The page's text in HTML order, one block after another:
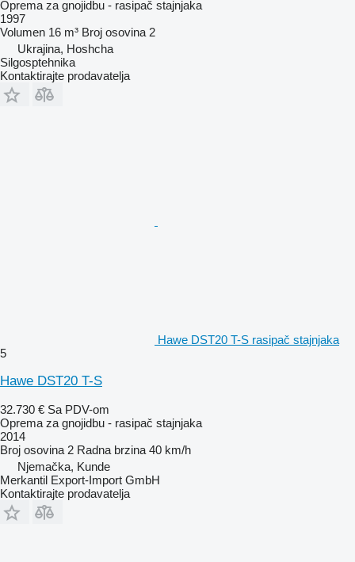
Oprema za gnojidbu - rasipač stajnjaka
1997
Volumen 16 m³ Broj osovina 2
Ukrajina, Hoshcha
Silgosptehnika
Kontaktirajte prodavatelja
Hawe DST20 T-S rasipač stajnjaka
5
Hawe DST20 T-S
32.730 € Sa PDV-om
Oprema za gnojidbu - rasipač stajnjaka
2014
Broj osovina 2 Radna brzina 40 km/h
Njemačka, Kunde
Merkantil Export-Import GmbH
Kontaktirajte prodavatelja